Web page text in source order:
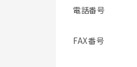
電話番号
FAX番号